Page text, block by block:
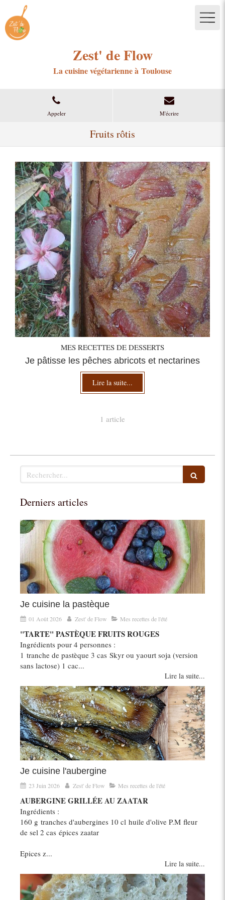
Zest' de Flow
La cuisine végétarienne à Toulouse
Appeler M'écrire
Fruits rôtis
MES RECETTES DE DESSERTS
Je pâtisse les pêches abricots et nectarines
Lire la suite...
1 article
Rechercher
Derniers articles
Je cuisine la pastèque
01 Août 2026 Zest' de Flow Mes recettes de l'été
"TARTE" PASTÈQUE FRUITS ROUGES
Ingrédients pour 4 personnes :
1 tranche de pastèque 3 cas Skyr ou yaourt soja (version
sans lactose) 1 cac...
Lire la suite...
Je cuisine l'aubergine
23 Juin 2026 Zest' de Flow Mes recettes de l'été
AUBERGINE GRILLÉE AU ZAATAR
Ingrédients :
160 g tranches d'aubergines 10 cl huile d'olive P.M fleur
de sel 2 cas épices zaatar
Epices z...
Lire la suite...